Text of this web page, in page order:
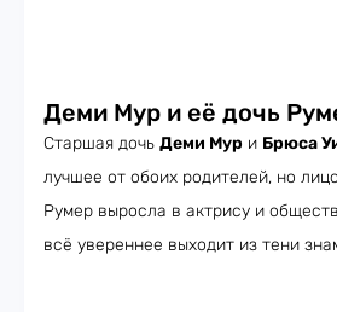
Деми Мур и её дочь
Старшая дочь Деми Мур и Брюса
лучшее от обоих родителей, но
Румер выросла в актрису и
всё увереннее выходит из тени